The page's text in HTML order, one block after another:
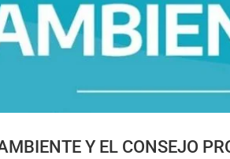
Y EL CONSEJO